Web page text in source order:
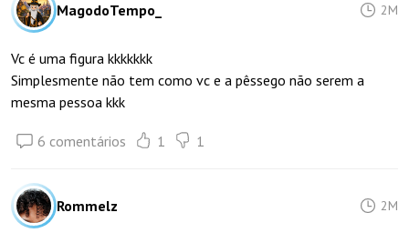
MagodoTempo_ 2M
Vc é uma figura kkkkkkk
Simplesmente não tem como vc e a pêssego não serem a
mesma pessoa kkk
6 comentários 1 1
Rommelz 2M